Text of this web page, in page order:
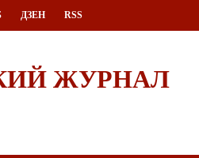
ДЗЕН RSS
ЖУРНАЛ